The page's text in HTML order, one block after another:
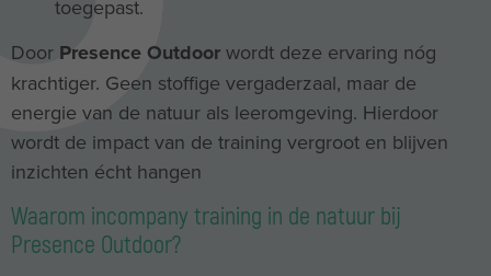
toegepast.
Door Presence Outdoor wordt deze ervaring nóg
krachtiger. Geen stoffige vergaderzaal, maar de
energie van de natuur als leeromgeving. Hierdoor
wordt de impact van de training vergroot en blijven
inzichten écht hangen
Waarom incompany training in de natuur bij
Presence Outdoor?